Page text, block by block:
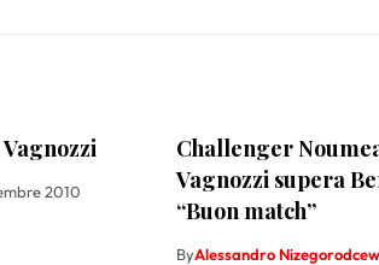
2010
Challenger
Vagnozzi supera
“Buon match”
ByAlessandro Nizegorodcew